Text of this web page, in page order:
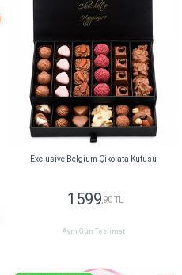
Exclusive Belgium Çikolata Kutusu
1599 ,90 TL
Aynı Gün Teslimat